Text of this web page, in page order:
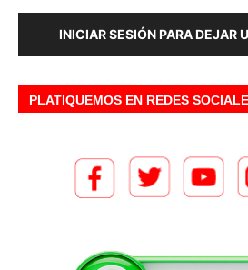
INICIAR SESIÓN PARA DEJAR
PLATIQUEMOS EN REDES